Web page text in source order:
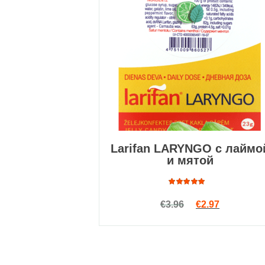
Larifan LARYNGO с
и мятой
4.89
из
€3.96 €2.97Текущая